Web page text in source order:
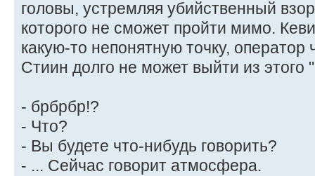
головы, устремляя убийственный
которого не сможет пройти мимо.
какую-то непонятную точку, оператор
Стиин долго не может выйти из этого
- брбрбр!?
- Что?
- Вы будете что-нибудь говорить?
- ... Сейчас говорит атмосфера.